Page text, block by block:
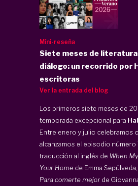
Mini-reseña
Siete meses de
diálogo: un recorrido por
escritoras
Ver la entrada del blog
Los primeros siete meses de
temporada excepcional para
Entre enero y julio celebramos
alcanzamos el episodio
traducción al inglés de When
Your Home de Emma
Para comerte mejor de